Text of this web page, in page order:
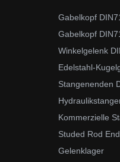
Gabelkopf
Gabelkopf
Winkelgelenk
Edelstahl-
Stangenenden
Kommerzielle
Studed Rod
Gelenklager